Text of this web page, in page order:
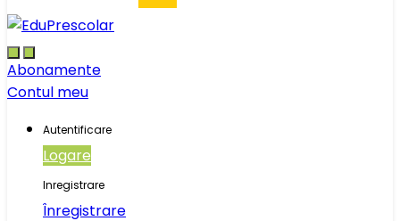
Abonamente
Contul meu
Autentificare
Logare
Inregistrare
Înregistrare